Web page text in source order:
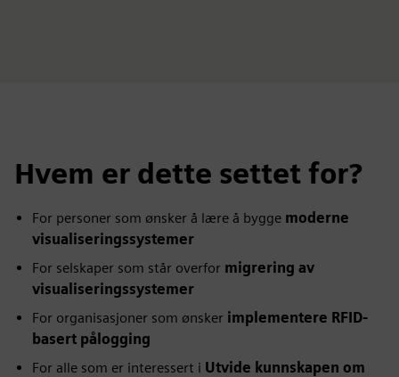
Hvem er dette settet for?
For personer som ønsker å lære å bygge moderne
visualiseringssystemer
For selskaper som står overfor migrering av
visualiseringssystemer
For organisasjoner som ønsker implementere RFID-
basert pålogging
For alle som er interessert i Utvide kunnskapen om